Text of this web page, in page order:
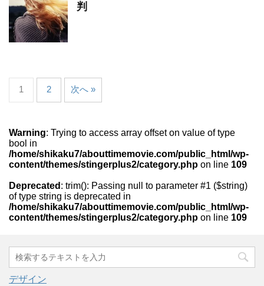
判
1 2 次へ »
Warning: Trying to access array offset on value of type
bool in
/home/shikaku7/abouttimemovie.com/public_html/wp-
content/themes/stingerplus2/category.php on line 109
Deprecated : trim(): Passing null to parameter #1 ($string)
of type string is deprecated in
/home/shikaku7/abouttimemovie.com/public_html/wp-
content/themes/stingerplus2/category.php on line 109
デザイン